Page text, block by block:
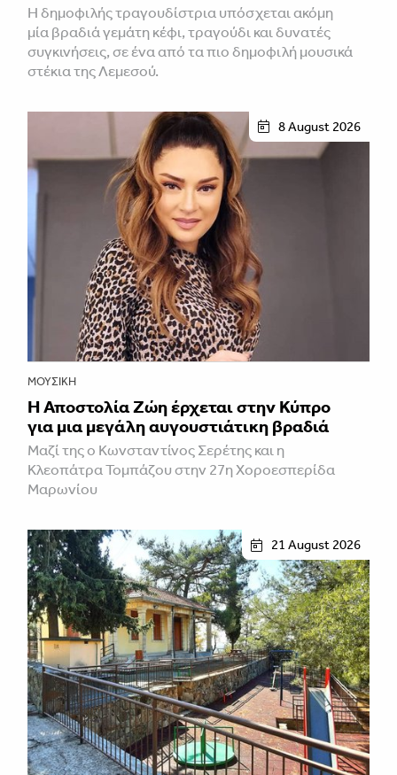
H δημοφιλής τραγουδίστρια υπόσχεται ακόμη
μία βραδιά γεμάτη κέφι, τραγούδι και δυνατές
συγκινήσεις, σε ένα από τα πιο δημοφιλή μουσικά
στέκια της Λεμεσού.
8 August 2026
ΜΟΥΣΙΚΉ
Η Αποστολία Ζώη έρχεται στην Κύπρο
για μια μεγάλη αυγουστιάτικη βραδιά
Μαζί της ο Κωνσταντίνος Σερέτης και η
Κλεοπάτρα Τομπάζου στην 27η Χοροεσπερίδα
Μαρωνίου
21 August 2026